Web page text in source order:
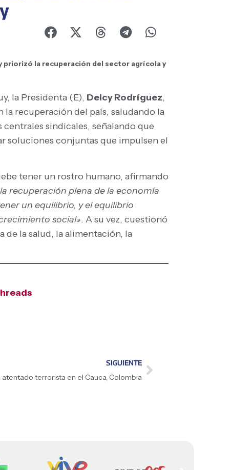
priorizó la recuperación del sector agrícola y
la Presidenta (E), Delcy Rodríguez,
recuperación del país, saludando la
sindicales, señalando que
soluciones conjuntas que impulsen el
tener un rostro humano, afirmando
recuperación plena de la economía
un equilibrio, y el equilibrio
social». A su vez, cuestionó
la salud, la alimentación, la
SIGUIENTE
terrorista en el Cauca, Colombia